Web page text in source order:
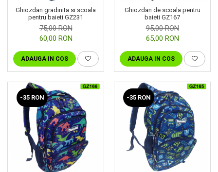
Ghiozdan gradinita si scoala
pentru baieti GZ231
75,00 RON
60,00 RON
ADAUGA IN COS
Ghiozdan de scoala pentru
baieti GZ167
95,00 RON
65,00 RON
ADAUGA IN COS
-35 RON -35 RON